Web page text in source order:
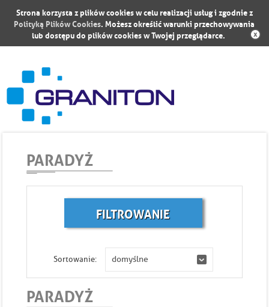
Strona korzysta z plików cookies w celu realizacji usług i zgodnie z
Polityką Plików Cookies. Możesz określić warunki przechowywania
lub dostępu do plików cookies w Twojej przeglądarce.
PARADYŻ
FILTROWANIE
Sortowanie: domyślne
PARADYŻ